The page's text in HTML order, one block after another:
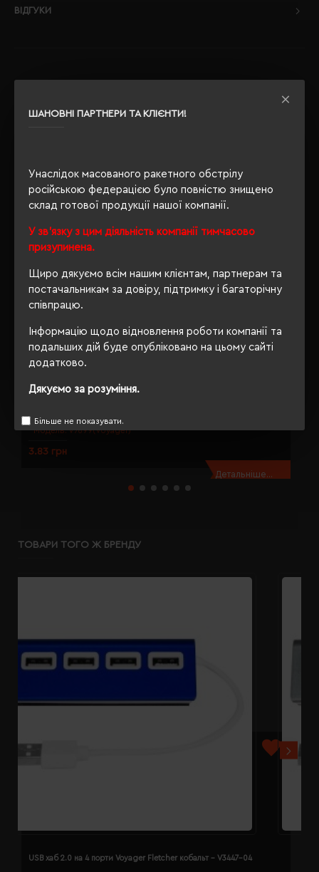
ШАНОВНІ ПАРТНЕРИ ТА КЛІЄНТИ!
Унаслідок масованого ракетного обстрілу
російською федерацією було повністю знищено
склад готової продукції нашої компанії.
У зв'язку з цим діяльність компанії тимчасово
призупинена.
Щиро дякуємо всім нашим клієнтам, партнерам та
постачальникам за довіру, підтримку і багаторічну
співпрацю.
Інформацію щодо відновлення роботи компанії та
подальших дій буде опубліковано на цьому сайті
додатково.
Дякуємо за розуміння.
Більше не показувати.
ВІДГУКИ
Модель:V7699(Voyager)
3.83 грн
Детальніше...
ТОВАРИ ТОГО Ж БРЕНДУ
USB хаб 2.0 на 4 порти Voyager Fletcher кобальт - V3447-04